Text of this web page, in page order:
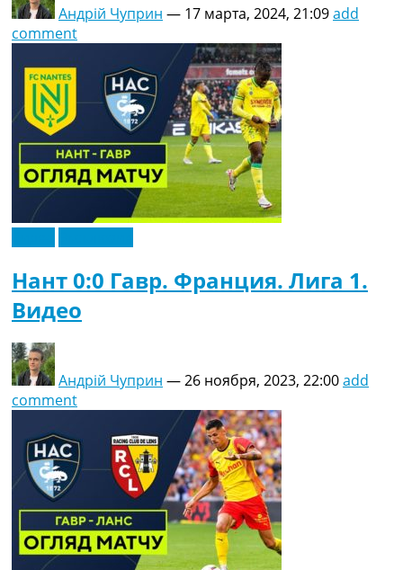
Андрій Чуприн — 17 марта, 2024, 21:09add
comment
Нант 0:0 Гавр. Франция. Лига 1.
Видео
Андрій Чуприн —26 ноября, 2023, 22:00add
comment